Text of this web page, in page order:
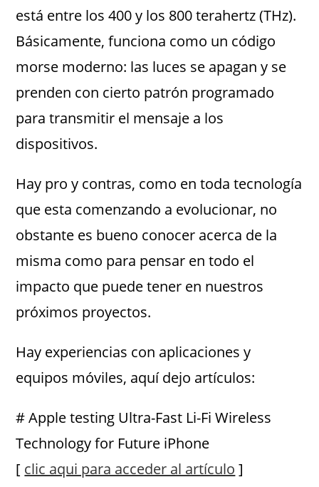
está entre los 400 y los 800 terahertz (THz).
Básicamente, funciona como un código
morse moderno: las luces se apagan y se
prenden con cierto patrón programado
para transmitir el mensaje a los
dispositivos.
Hay pro y contras, como en toda tecnología
que esta comenzando a evolucionar, no
obstante es bueno conocer acerca de la
misma como para pensar en todo el
impacto que puede tener en nuestros
próximos proyectos.
Hay experiencias con aplicaciones y
equipos móviles, aquí dejo artículos:
# Apple testing Ultra-Fast Li-Fi Wireless
Technology for Future iPhone
[ clic aqui para acceder al artículo ]